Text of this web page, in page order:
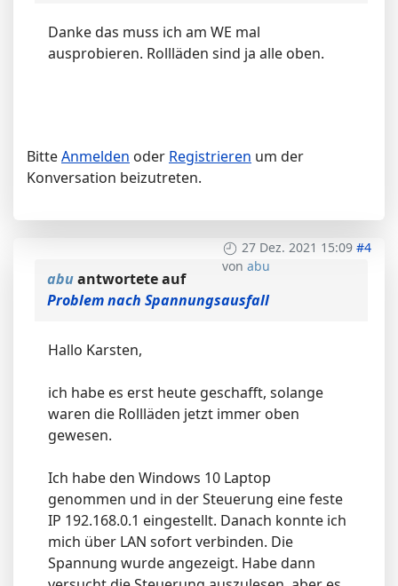
Danke das muss ich am WE mal
ausprobieren. Rollläden sind ja alle oben.
BitteAnmelden oder Registrieren um der
Konversation beizutreten.
27 Dez. 2021 15:09 #4
von abu
abuantwortete auf
Problem nach Spannungsausfall
Hallo Karsten,
ich habe es erst heute geschafft, solange
waren die Rollläden jetzt immer oben
gewesen.
Ich habe den Windows 10 Laptop
genommen und in der Steuerung eine feste
IP 192.168.0.1 eingestellt. Danach konnte ich
mich über LAN sofort verbinden. Die
Spannung wurde angezeigt. Habe dann